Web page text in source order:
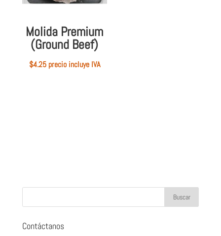
Molida Premium
(Ground Beef)
$4.25 precio incluye IVA
Contáctanos